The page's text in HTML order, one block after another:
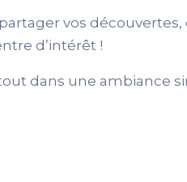
vos découvertes,
d’intérêt !
dans une ambiance